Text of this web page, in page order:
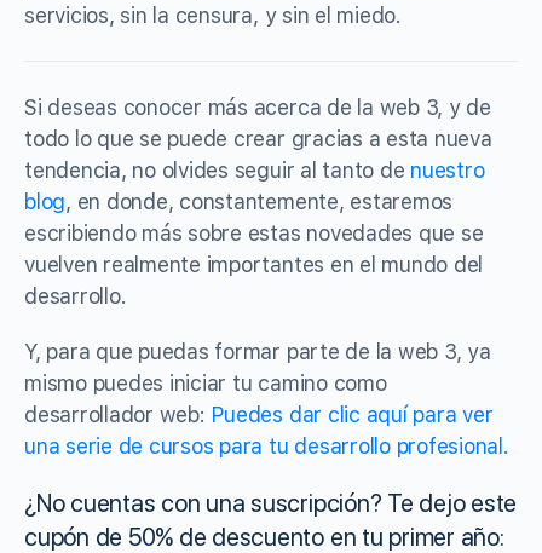
servicios, sin la censura, y sin el miedo.
Si deseas conocer más acerca de la web 3, y de
todo lo que se puede crear gracias a esta nueva
tendencia, no olvides seguir al tanto de nuestro
blog, en donde, constantemente, estaremos
escribiendo más sobre estas novedades que se
vuelven realmente importantes en el mundo del
desarrollo.
Y, para que puedas formar parte de la web 3, ya
mismo puedes iniciar tu camino como
desarrollador web: Puedes dar clic aquí para ver
una serie de cursos para tu desarrollo profesional.
¿No cuentas con una suscripción? Te dejo este
cupón de 50% de descuento en tu primer año: